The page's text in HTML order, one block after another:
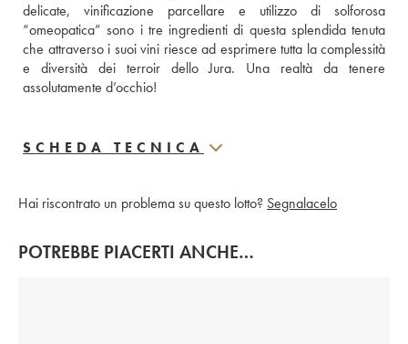
delicate, vinificazione parcellare e utilizzo di solforosa
“omeopatica” sono i tre ingredienti di questa splendida tenuta
che attraverso i suoi vini riesce ad esprimere tutta la complessità
e diversità dei terroir dello Jura. Una realtà da tenere
assolutamente d’occhio!
SCHEDA TECNICA
Hai riscontrato un problema su questo lotto? Segnalacelo
POTREBBE PIACERTI ANCHE…